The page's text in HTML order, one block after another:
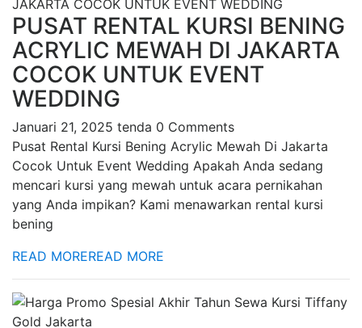
PUSAT RENTAL KURSI BENING
ACRYLIC MEWAH DI JAKARTA
COCOK UNTUK EVENT
WEDDING
Januari 21, 2025 tenda 0 Comments
Pusat Rental Kursi Bening Acrylic Mewah Di Jakarta
Cocok Untuk Event Wedding Apakah Anda sedang
mencari kursi yang mewah untuk acara pernikahan
yang Anda impikan? Kami menawarkan rental kursi
bening
READ MOREREAD MORE